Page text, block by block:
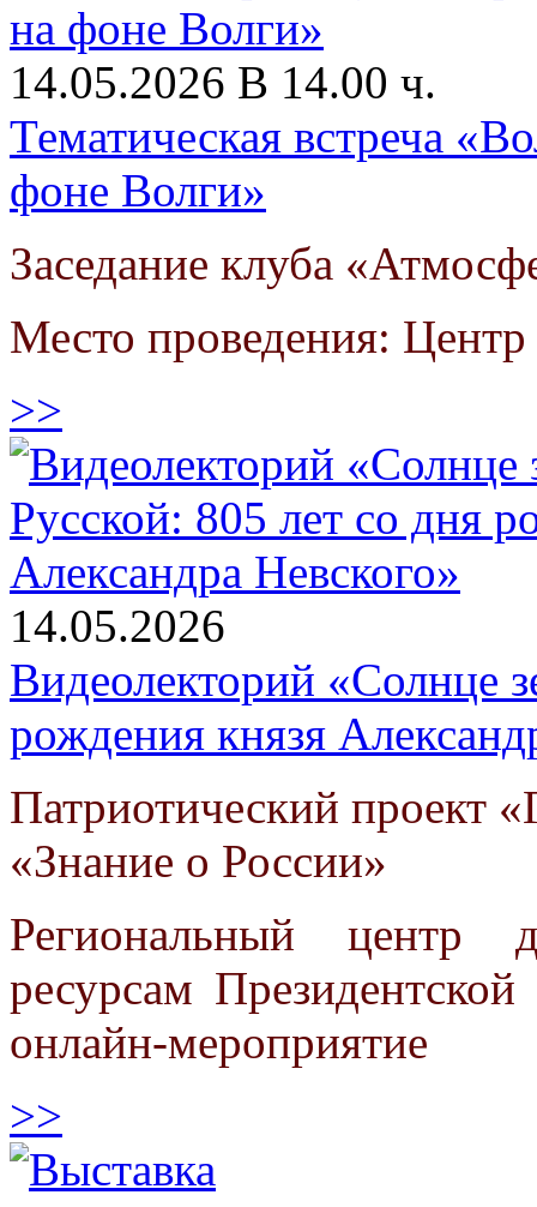
14.05.2026 В 14.00 ч.
Тематическая встреча
фоне Волги»
Заседание клуба
Место проведения:
>>
14.05.2026
Видеолекторий «Солнце
рождения князя
Патриотический проект
«Знание о России»
Региональный центр
ресурсам
онлайн-мероприятие
>>